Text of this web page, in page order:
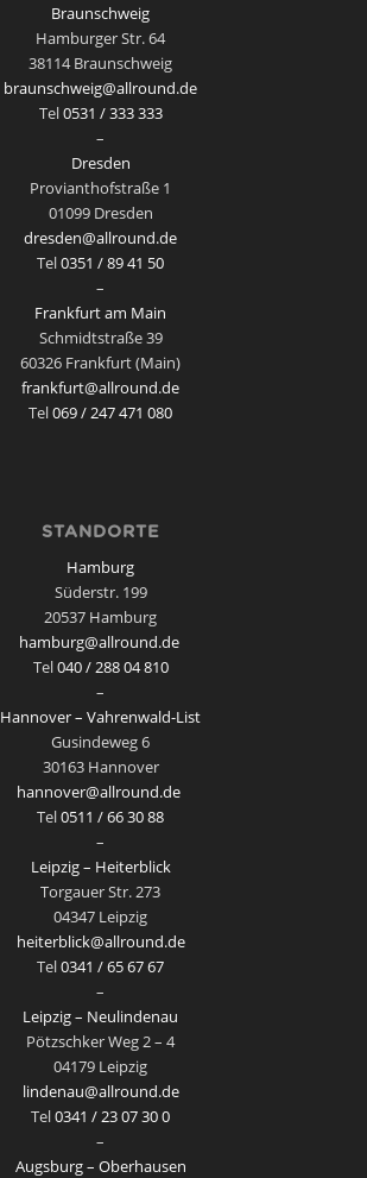
Braunschweig
Hamburger Str. 64
38114 Braunschweig
braunschweig@allround.de
Tel0531 / 333 333
–
Dresden
Provianthofstraße 1
01099 Dresden
dresden@allround.de
Tel0351 / 89 41 50
–
Frankfurt am Main
Schmidtstraße 39
60326 Frankfurt (Main)
frankfurt@allround.de
Tel069 / 247 471 080
STANDORTE
Hamburg
Süderstr. 199
20537 Hamburg
hamburg@allround.de
Tel040 / 288 04 810
–
Hannover – Vahrenwald-List
Gusindeweg 6
30163 Hannover
hannover@allround.de
Tel0511 / 66 30 88
–
Leipzig – Heiterblick
Torgauer Str. 273
04347 Leipzig
heiterblick@allround.de
Tel0341 / 65 67 67
–
Leipzig – Neulindenau
Pötzschker Weg 2 – 4
04179 Leipzig
lindenau@allround.de
Tel0341 / 23 07 30 0
–
Augsburg – Oberhausen